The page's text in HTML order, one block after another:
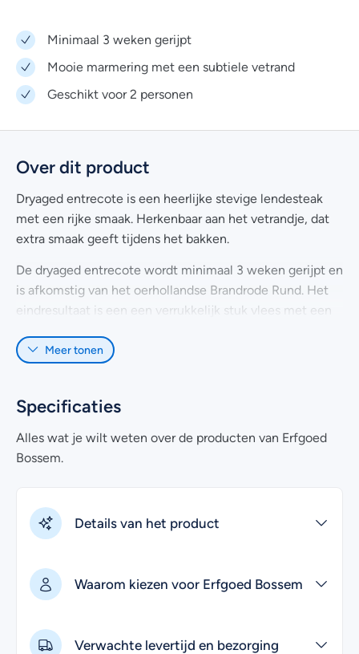
Minimaal 3 weken gerijpt
Mooie marmering met een subtiele vetrand
Geschikt voor 2 personen
Over dit product
Dryaged entrecote is een heerlijke stevige lendesteak
met een rijke smaak. Herkenbaar aan het vetrandje, dat
extra smaak geeft tijdens het bakken.
De dryaged entrecote wordt minimaal 3 weken gerijpt en
is afkomstig van het oerhollandse Brandrode Rund. Het
eindresultaat is een een verrukkelijk stuk vlees met een
Deze steak weegt ca. 300 gram en is geschikt voor 2
Heb je nog vragen over het online bestellen van
entrecote afkomstig van Brandrode rund? Kijk dan eens
bij deveelgestelde vragen
Tip
: Lekker genieten voor een langere tijd van (h)eerlijk
eens onze
Meer tonen
Specificaties
Alles wat je wilt weten over de producten van Erfgoed
Bossem.
Details van het product
Waarom kiezen voor Erfgoed Bossem
Verwachte levertijd en bezorging